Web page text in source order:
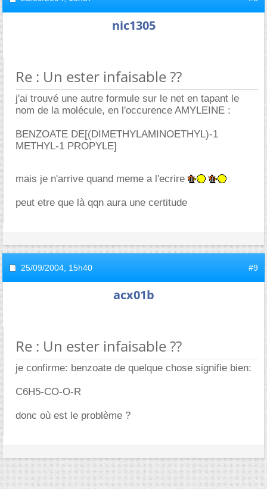
nic1305
Re : Un ester infaisable ??
j'ai trouvé une autre formule sur le net en tapant le
nom de la molécule, en l'occurence AMYLEINE :
BENZOATE DE[(DIMETHYLAMINOETHYL)-1
METHYL-1 PROPYLE]
mais je n'arrive quand meme a l'ecrire
peut etre que là qqn aura une certitude
25/09/2004, 15h40 #9
acx01b
Re : Un ester infaisable ??
je confirme: benzoate de quelque chose signifie bien:
C6H5-CO-O-R
donc où est le problème ?